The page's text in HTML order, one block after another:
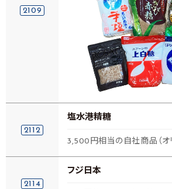
2109
2112
塩水港精糖
3,500円相当の自社商品（オ
2114
フジ日本